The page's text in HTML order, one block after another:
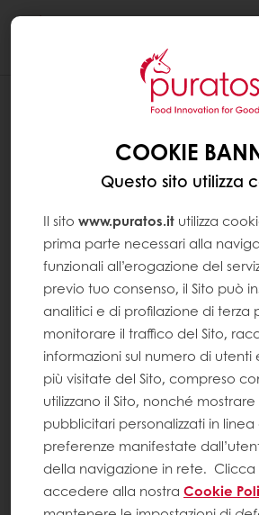
COOKIE
Questo sito utilizza
Il sito www.puratos.it utilizza
prima parte necessari alla
funzionali all’erogazione del
previo tuo consenso, il Sito può
analitici e di profilazione di terza
monitorare il traffico del Sito,
informazioni sul numero di utenti
più visitate del Sito, compreso
utilizzano il Sito, nonché
pubblicitari personalizzati in
preferenze manifestate
della navigazione in rete. Clicca
accedere alla nostra Cookie